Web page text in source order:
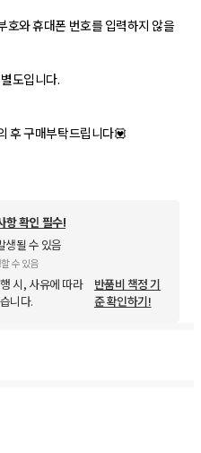
호와 휴대폰 번호를 입력하지 않을
도입니다.
후 구매부탁드립니다💟
항 확인 필수!
생될 수 있음
수 있음
시, 사유에 따라
니다.
반품비 책정 기
준 확인하기!